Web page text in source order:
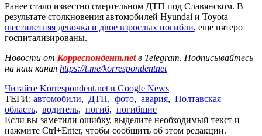
Ранее стало известно смертельном ДТП под Славянском. В
результате столкновения автомобилей Hyundai и Toyota
шестилетняя девочка и двое взрослых погибли, еще пятеро
госпитализированы.
Новости от Корреспондент.netв Telegram. Подписывайтесь
на наш канал https://t.me/korrespondentnet
Читайте Korrespondent.net в Google News
ТЕГИ: автомобили, ДТП, фото, авария, Полтавская
область, водитель, погиб, погибшие
Если вы заметили ошибку, выделите необходимый текст и
нажмите Ctrl+Enter, чтобы сообщить об этом редакции.